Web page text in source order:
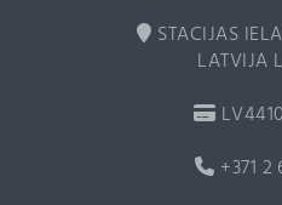
STACIJAS
LATVIJA
+371 2